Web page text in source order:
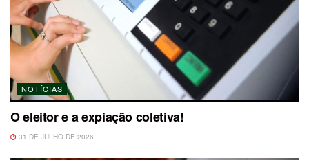
NOTÍCIAS
O eleitor e a expiação coletiva!
31 DE JULHO DE 2026